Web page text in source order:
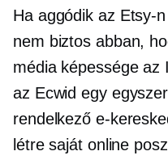
Ha aggódik az Etsy-
nem biztos abban,
média képessége az
az Ecwid egy
rendelkező e-
létre saját online